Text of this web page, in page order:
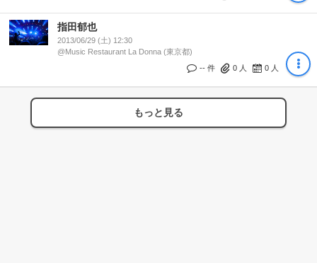
指田郁也
2013/06/29 (土) 12:30
@Music Restaurant La Donna (東京都)
-- 件
0 人 0 人
もっと見る